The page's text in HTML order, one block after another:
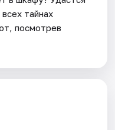
тайнах
посмотрев